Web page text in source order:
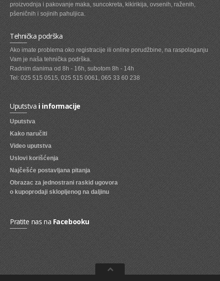
GASTRO
KISELISI
KECAP, SENF, REN, PARADAJZ,SOS
KOMPOTI
SVEZE VOCE
SVEZE POVRCE
DZEMOVI, MARMALADE I MED
BOMBONI
ZVAKE
LIZALICE
COKOLADE
KREMOVI
BOMBONJERE I PRALINE
MALE COKOLADE I BAROVI
KEKSOVI
KEKS STRUDLE
proizvodnja i pakovanje maka, suncokreta, kikirikija, ovsenih, raženih,
pšeničnih i sojinih pahuljica.
Tehnička podrška
Ako imate problema oko registracije ili online porudžbine, na raspolaganju
Vam je naša tehnička podrška.
Radnim danima od 8h - 16h, subotom 8h - 14h
Tel: 025 515 0515, 025 515 0061, 065 33 60 238
Uputstvai informacije
Uputstva
Kako naručiti
Video uputstva
Uslovi korišćenja
Najčešće postavljana pitanja
Obrazac za jednostrani raskid ugovora
o kupoprodaji sklopljenog na daljinu
Pratite nas na Facebooku